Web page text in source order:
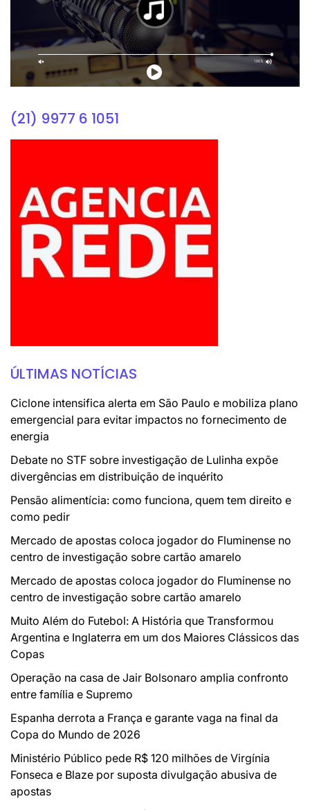
(21) 9977 6 1051
ÚLTIMAS NOTÍCIAS
Ciclone intensifica alerta em São Paulo e mobiliza plano
emergencial para evitar impactos no fornecimento de
energia
Debate no STF sobre investigação de Lulinha expõe
divergências em distribuição de inquérito
Pensão alimentícia: como funciona, quem tem direito e
como pedir
Mercado de apostas coloca jogador do Fluminense no
centro de investigação sobre cartão amarelo
Mercado de apostas coloca jogador do Fluminense no
centro de investigação sobre cartão amarelo
Muito Além do Futebol: A História que Transformou
Argentina e Inglaterra em um dos Maiores Clássicos das
Copas
Operação na casa de Jair Bolsonaro amplia confronto
entre família e Supremo
Espanha derrota a França e garante vaga na final da
Copa do Mundo de 2026
Ministério Público pede R$ 120 milhões de Virgínia
Fonseca e Blaze por suposta divulgação abusiva de
apostas